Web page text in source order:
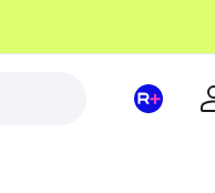
Espaço